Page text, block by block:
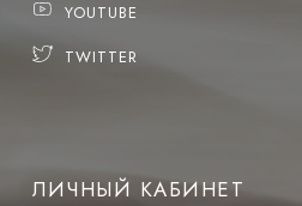
YOUTUBE
TWITTER
ЛИЧНЫЙ КАБИНЕТ